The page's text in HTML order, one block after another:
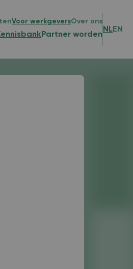
Voor werkgeversOver ons
Partner worden
EN
NL